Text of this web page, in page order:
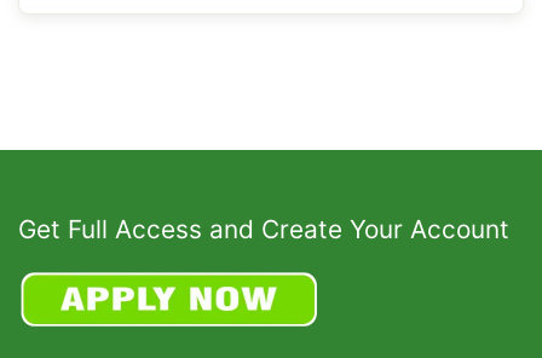
Get Full Access and Create Your Account